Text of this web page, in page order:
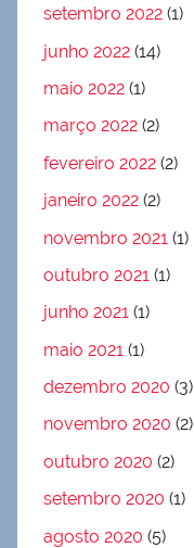
setembro 2022 (1)
junho 2022 (14)
maio 2022 (1)
março 2022 (2)
fevereiro 2022 (2)
janeiro 2022 (2)
novembro 2021 (1)
outubro 2021 (1)
junho 2021 (1)
maio 2021 (1)
dezembro 2020 (3)
novembro 2020 (2)
outubro 2020 (2)
setembro 2020 (1)
agosto 2020 (5)